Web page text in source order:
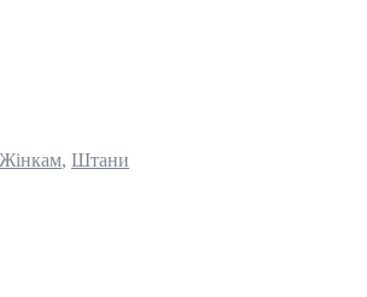
Жінкам, Штани